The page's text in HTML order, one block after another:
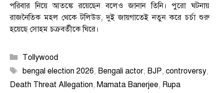
পরিবার নিয়ে আতঙ্কে রয়েছেন বলেও জানান তিনি। পুরো ঘটনায়
রাজনৈতিক মহল থেকে টলিউড, দুই জায়গাতেই নতুন করে চর্চা শুরু
হয়েছে সোহম চক্রবর্তীকে ঘিরে।
Categories
Tollywood
Tags
bengal election 2026, Bengali actor, BJP, controversy,
Death Threat Allegation, Mamata Banerjee, Rupa